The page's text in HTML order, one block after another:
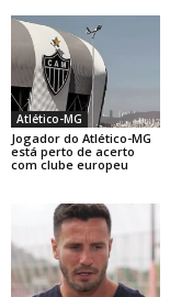
Atlético-MG
Jogador do Atlético-MG
está perto de acerto
com clube europeu